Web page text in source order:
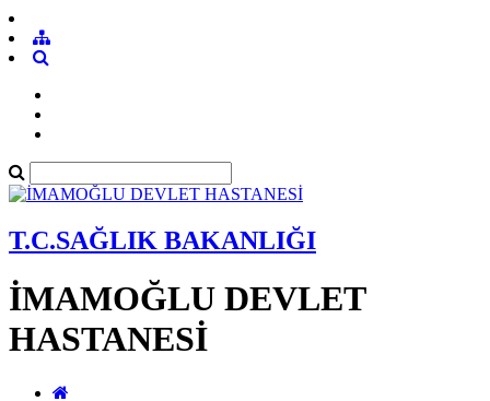
T.C.SAĞLIK BAKANLIĞI
İMAMOĞLU DEVLET
HASTANESİ